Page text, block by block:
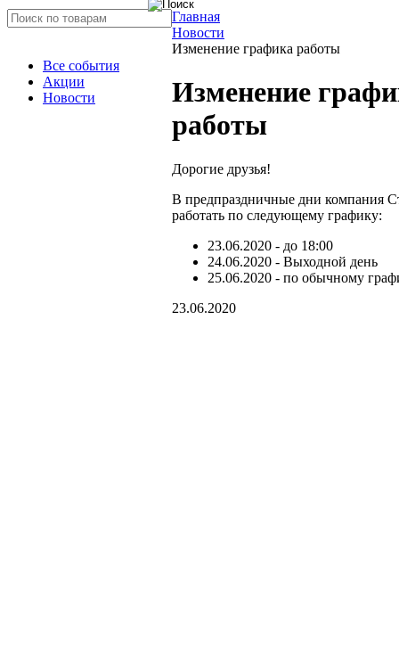
Все события
Акции
Новости
Главная
Новости
Изменение графика работы
Изменение
работы
Дорогие друзья!
В предпраздничные дни компания
работать по следующему графику:
23.06.2020 - до 18:00
24.06.2020 - Выходной день
25.06.2020 - по обычному
23.06.2020